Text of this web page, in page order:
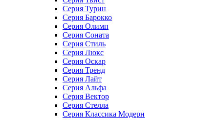
Серия Турин
Серия Барокко
Серия Олимп
Серия Соната
Серия Стиль
Серия Люкс
Серия Оскар
Серия Тренд
Серия Лайт
Серия Альфа
Серия Вектор
Серия Стелла
Серия Классика Модерн